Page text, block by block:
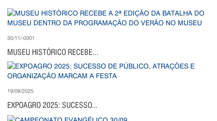
30/11/-0001
MUSEU HISTÓRICO RECEBE...
19/09/2025
EXPOAGRO 2025: SUCESSO...